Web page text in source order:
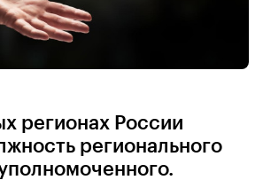
регионах России
регионального